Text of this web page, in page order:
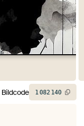
Bildcode 1082 140